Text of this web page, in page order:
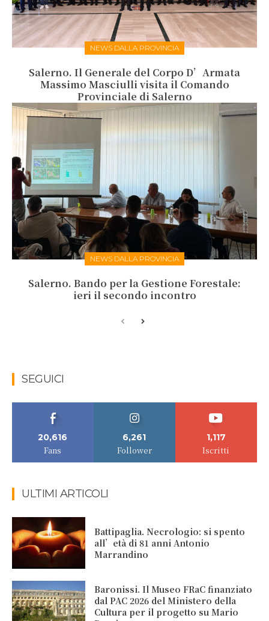
NEWS DALLA PROVINCIA
Salerno. Il Generale del Corpo D’Armata
Massimo Masciulli visita il Comando
Provinciale di Salerno
NEWS DALLA PROVINCIA
Salerno. Bando per la Gestione Forestale:
ieri il secondo incontro
SEGUICI
20,616
Fans
6,261
Follower
1,117
Iscritti
ULTIMI ARTICOLI
Battipaglia. Necrologio: si spento
all’età di 81 anni Antonio
Marrandino
Baronissi. Il Museo FRaC finanziato
dal PAC 2026 del Ministero della
Cultura per il progetto su Mario